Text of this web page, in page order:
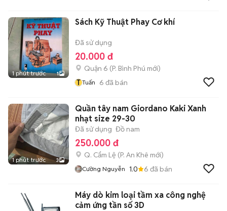
1 phút trước 1
Sách Kỹ Thuật Phay Cơ khí
Đã sử dụng
20.000 đ
Quận 6 (P. Bình Phú mới)
T Tuấn 6 đã bán
1 phút trước 3
Quần tây nam Giordano Kaki Xanh
nhạt size 29-30
Đã sử dụng Đồ nam
250.000 đ
Q. Cẩm Lệ (P. An Khê mới)
Cường Nguyễn 1.0 6 đã bán
Máy dò kim loại tầm xa công nghệ
cảm ứng tần số 3D